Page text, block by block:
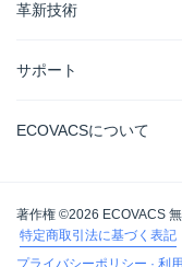
革新技術
サポート
ECOVACSについて
著作権 ©2026 ECOVACS
特定商取引法に基づく表記